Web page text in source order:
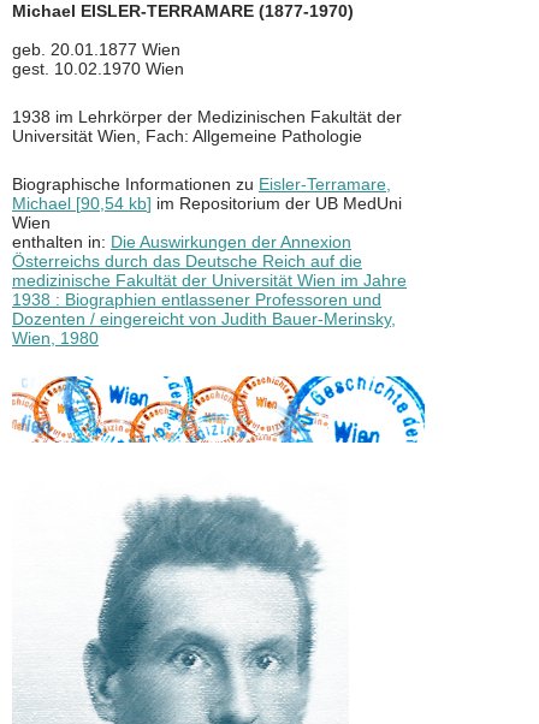
Michael EISLER-TERRAMARE (1877-1970)
geb. 20.01.1877 Wien
gest. 10.02.1970 Wien
1938 im Lehrkörper der Medizinischen Fakultät der
Universität Wien, Fach: Allgemeine Pathologie
Biographische Informationen zu Eisler-Terramare,
Michael [90,54 kb] im Repositorium der UB MedUni
Wien
enthalten in: Die Auswirkungen der Annexion
Österreichs durch das Deutsche Reich auf die
medizinische Fakultät der Universität Wien im Jahre
1938 : Biographien entlassener Professoren und
Dozenten / eingereicht von Judith Bauer-Merinsky,
Wien, 1980